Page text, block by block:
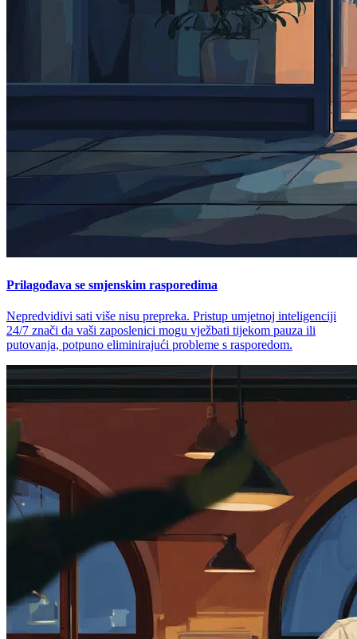
Prilagođava se smjenskim rasporedima
Nepredvidivi sati više nisu prepreka. Pristup umjetnoj inteligenciji
24/7 znači da vaši zaposlenici mogu vježbati tijekom pauza ili
putovanja, potpuno eliminirajući probleme s rasporedom.